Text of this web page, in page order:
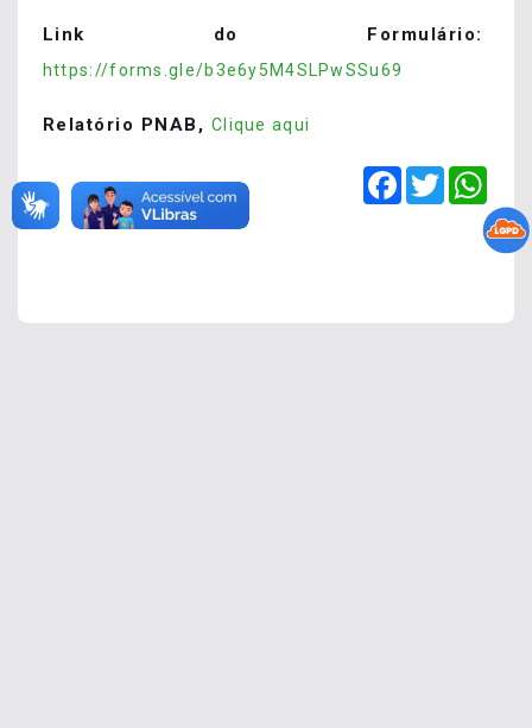
Link do Formulário:
https://forms.gle/b3e6y5M4SLPwSSu69
Relatório PNAB, Clique aqui
Facebook
Twitter